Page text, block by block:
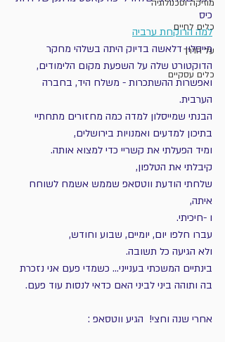
מוזיקה וטכנולוגיה
כלים לחיים
על הדרך
כלים עסקיים
כיס
למה הרוקחת ערביה
מייסלון דלאשה בדיוק היתה בשלהי מחקר
הדוקטורט שלה על השפעת מקום הלימודים,
ואפשרות ההשתכרות - משלח היד, בחברה
הערבית.
הבנתי שמייסלון למדה כמה מחזורים מתחתיי
בתיכון למדעים ואמנויות בירושלים,
ומיד הפעלתי את קשריי כדי למצוא אותה.
קיבלתי את הטלפון,
שלחתי הודעת ווטסאפ שממש אשמח לשוחח
איתה,
ו -חיכיתי.
עברו חלפו יום, יומיים, שבוע וחודש,
ולא הגיעה כל תשובה.
בינתיים המשכתי בענייני... כשמדי פעם אני נזכרת
בה ותוהה ביני לביני האם כדאי לנסות עוד פעם.
אחרי שנה וחצי!  הגיע ווטסאפ :